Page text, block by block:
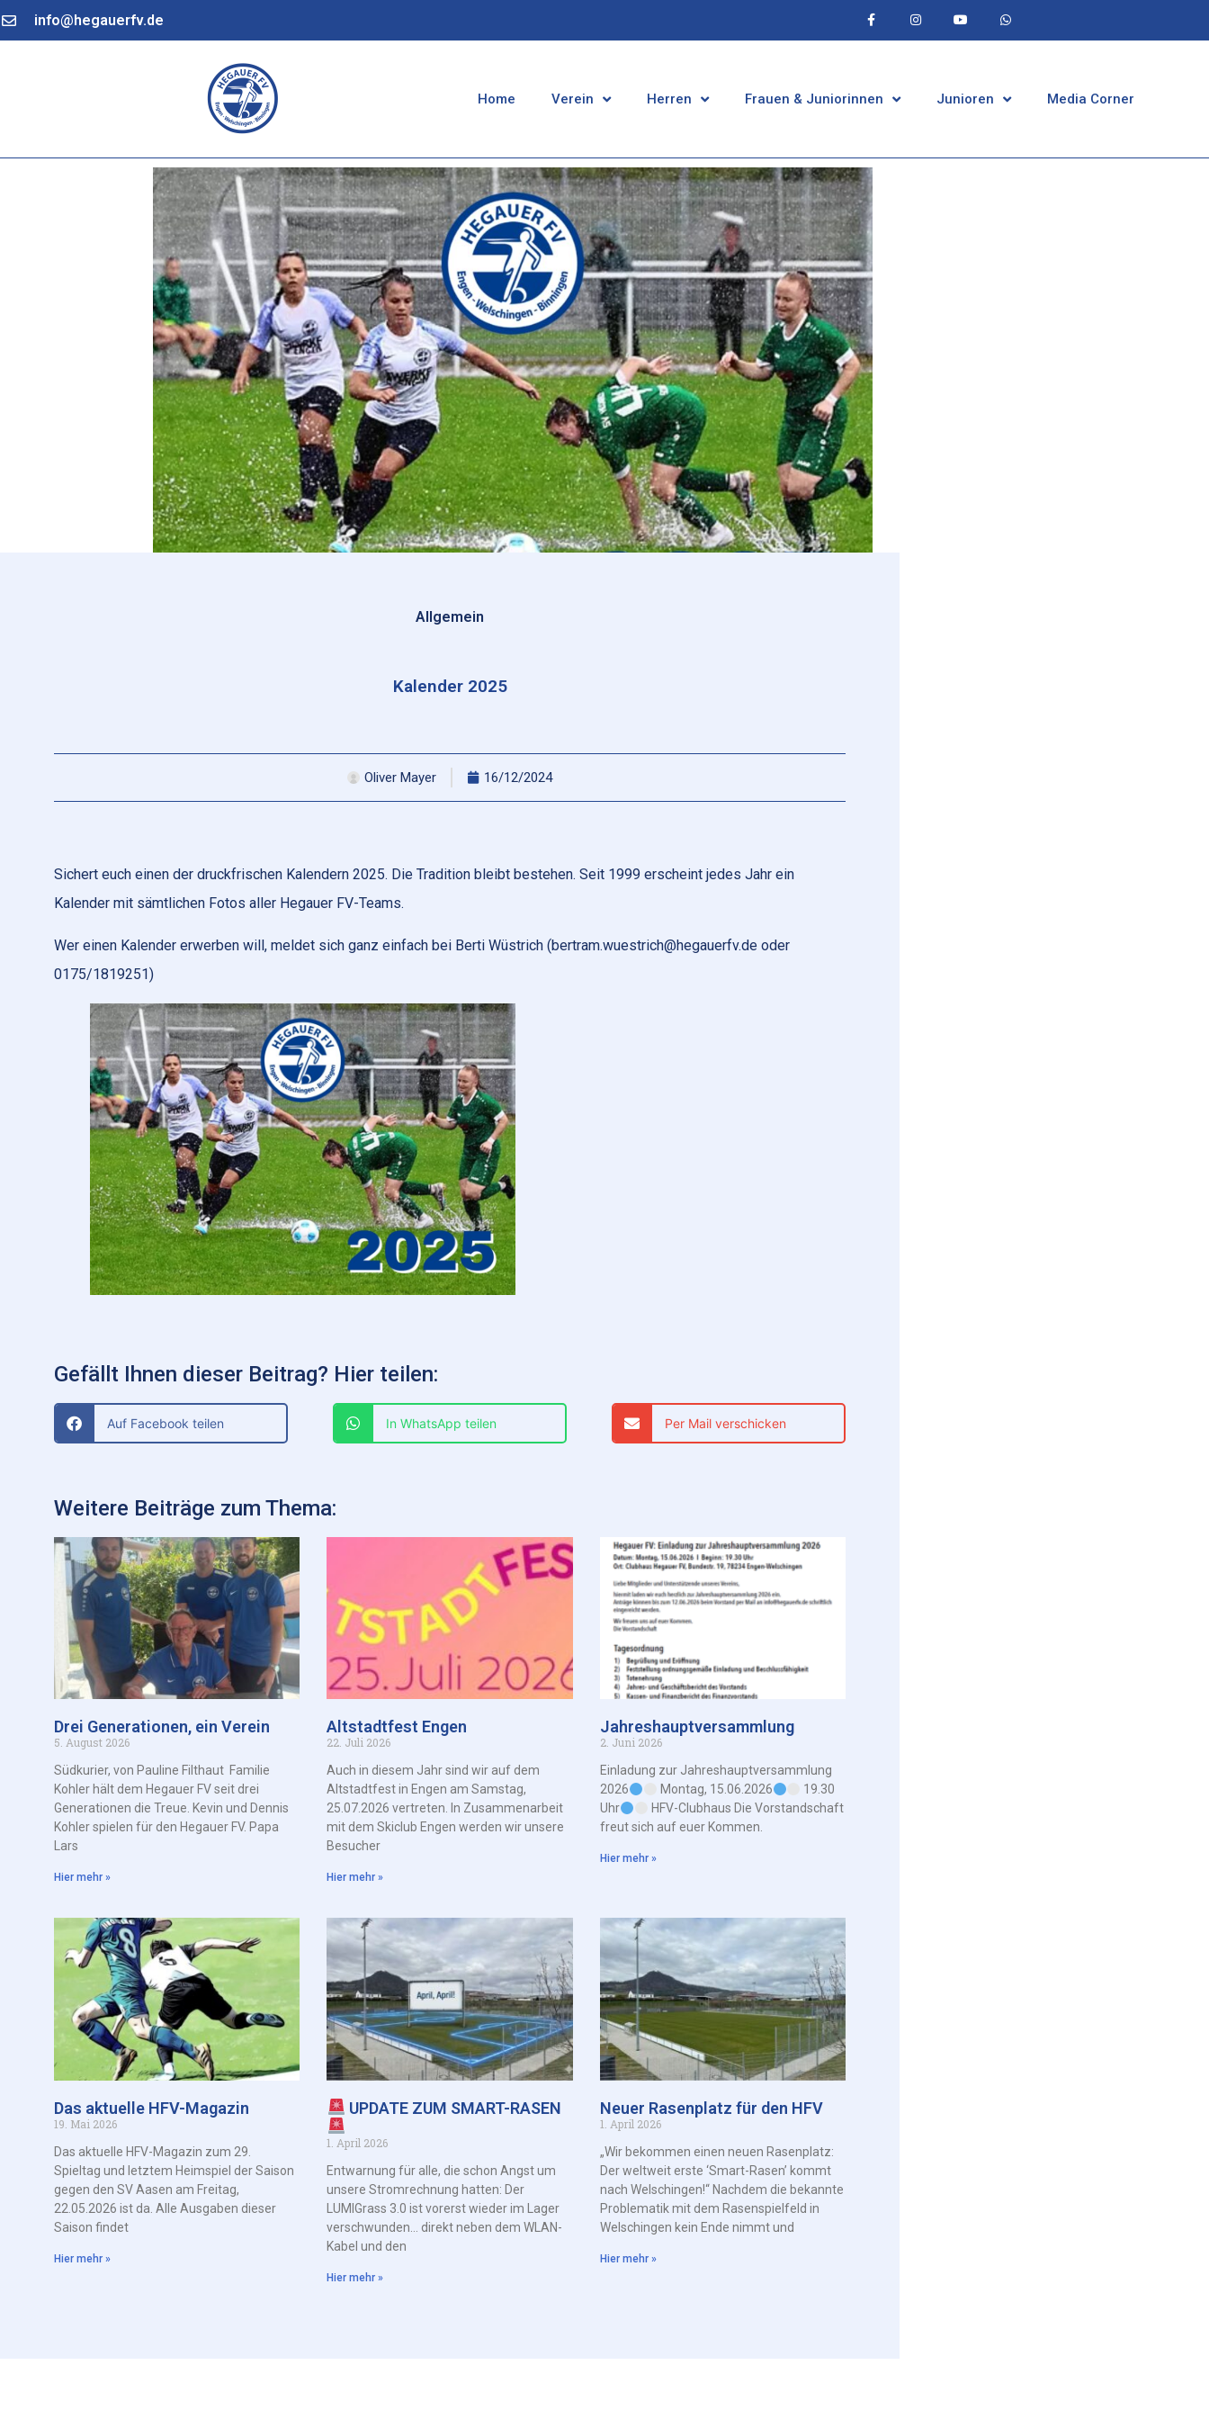
info@hegauerfv.de
Home Verein Herren Frauen & Juniorinnen Junioren Media Corner
Allgemein
Kalender 2025
Oliver Mayer 16/12/2024
Sichert euch einen der druckfrischen Kalendern 2025. Die Tradition bleibt bestehen. Seit 1999 erscheint jedes Jahr ein
Kalender mit sämtlichen Fotos aller Hegauer FV-Teams.
Wer einen Kalender erwerben will, meldet sich ganz einfach bei Berti Wüstrich (bertram.wuestrich@hegauerfv.de oder
0175/1819251)
Gefällt Ihnen dieser Beitrag? Hier teilen:
Auf Facebook teilen In WhatsApp teilen Per Mail verschicken
Weitere Beiträge zum Thema:
Drei Generationen, ein Verein
5. August 2026
Südkurier, von Pauline Filthaut Familie
Kohler hält dem Hegauer FV seit drei
Generationen die Treue. Kevin und Dennis
Kohler spielen für den Hegauer FV. Papa
Lars
Hier mehr »
Altstadtfest Engen
22. Juli 2026
Auch in diesem Jahr sind wir auf dem
Altstadtfest in Engen am Samstag,
25.07.2026 vertreten. In Zusammenarbeit
mit dem Skiclub Engen werden wir unsere
Besucher
Hier mehr »
Jahreshauptversammlung
2. Juni 2026
Einladung zur Jahreshauptversammlung
2026
Montag, 15.06.2026
19.30
Uhr
HFV-Clubhaus Die Vorstandschaft
freut sich auf euer Kommen.
Hier mehr »
Das aktuelle HFV-Magazin
19. Mai 2026
Das aktuelle HFV-Magazin zum 29.
Spieltag und letztem Heimspiel der Saison
gegen den SV Aasen am Freitag,
22.05.2026 ist da. Alle Ausgaben dieser
Saison findet
Hier mehr »
UPDATE ZUM SMART-RASEN
1. April 2026
Entwarnung für alle, die schon Angst um
unsere Stromrechnung hatten: Der
LUMIGrass 3.0 ist vorerst wieder im Lager
verschwunden… direkt neben dem WLAN-
Kabel und den
Hier mehr »
Neuer Rasenplatz für den HFV
1. April 2026
„Wir bekommen einen neuen Rasenplatz:
Der weltweit erste ‘Smart-Rasen’ kommt
nach Welschingen!“ Nachdem die bekannte
Problematik mit dem Rasenspielfeld in
Welschingen kein Ende nimmt und
Hier mehr »